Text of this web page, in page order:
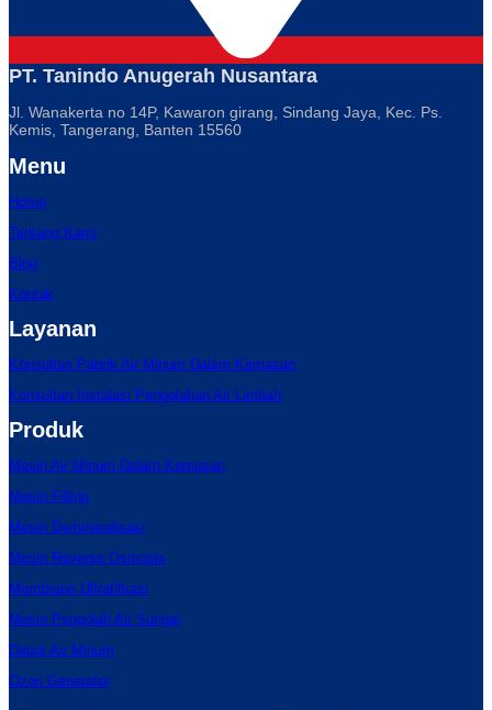
PT. Tanindo Anugerah Nusantara
Jl. Wanakerta no 14P, Kawaron girang, Sindang Jaya, Kec. Ps.
Kemis, Tangerang, Banten 15560
Menu
Home
Tentang Kami
Blog
Kontak
Layanan
Konsultan Pabrik Air Minum Dalam Kemasan
Konsultan Instalasi Pengolahan Air Limbah
Produk
Mesin Air Minum Dalam Kemasan
Mesin Filling
Mesin Demineralisasi
Mesin Reverse Osmosis
Membrane Ultrafiltrasi
Mesin Pengolah Air Sungai
Depot Air Minum
Ozon Generator